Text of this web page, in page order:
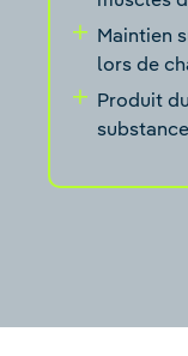
Maintien
lors de
Produit